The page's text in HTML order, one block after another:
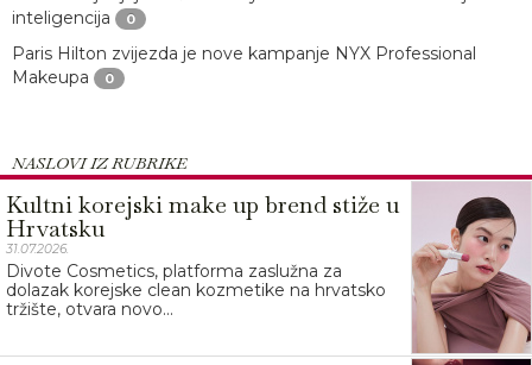
inteligencija
0
Paris Hilton zvijezda je nove kampanje NYX Professional
Makeupa
0
NASLOVI IZ RUBRIKE
Kultni korejski make up brend stiže u
Hrvatsku
31.07.2026.
Divote Cosmetics, platforma zaslužna za
dolazak korejske clean kozmetike na hrvatsko
tržište, otvara novo...